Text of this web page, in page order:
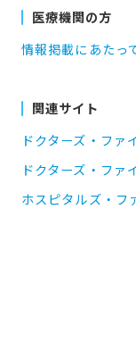
医療機関の方
情報掲載にあたっ
関連サイト
ドクターズ・ファ
ドクターズ・ファ
ホスピタルズ・フ